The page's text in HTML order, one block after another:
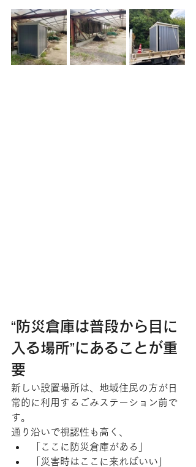
“防災倉庫は普段から目に
入る場所”にあることが重
要
新しい設置場所は、地域住民の方が日
常的に利用するごみステーション前で
す。
通り沿いで視認性も高く、
「ここに防災倉庫がある」
「災害時はここに来ればいい」